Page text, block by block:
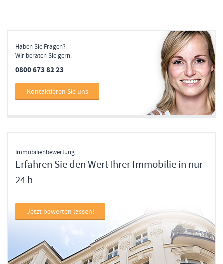
Haben Sie Fragen?
Wir beraten Sie gern.
0800 673 82 23
Kontaktieren Sie uns
Immobilienbewertung
Erfahren Sie den Wert Ihrer Immobilie in nur
24 h
Jetzt bewerten lassen!